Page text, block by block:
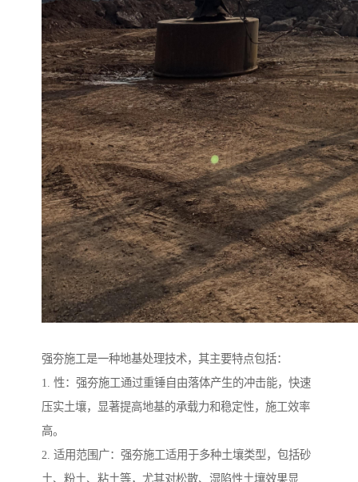
强夯施工是一种地基处理技术，其主要特点包括：
1. 性：强夯施工通过重锤自由落体产生的冲击能，快速
压实土壤，显著提高地基的承载力和稳定性，施工效率
高。
2. 适用范围广：强夯施工适用于多种土壤类型，包括砂
土、粉土、粘土等，尤其对松散、湿陷性土壤效果显